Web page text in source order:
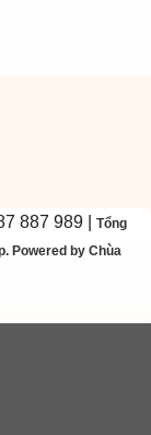
887 989 |
Tổng
Powered by Chùa